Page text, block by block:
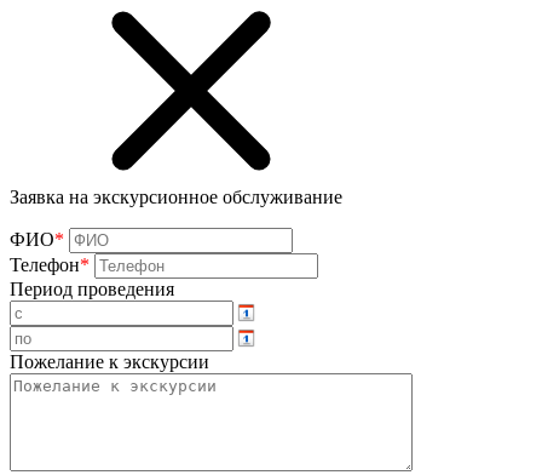
Заявка на экскурсионное обслуживание
ФИО*
Телефон*
Период проведения
Пожелание к экскурсии